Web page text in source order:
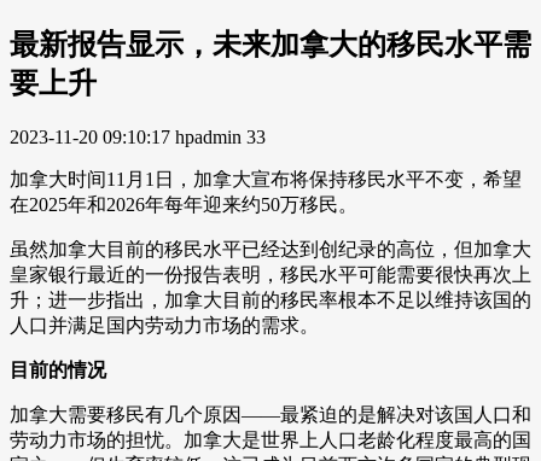
最新报告显示，未来加拿大的移民水平需
要上升
2023-11-20 09:10:17 hpadmin 33
加拿大时间11月1日，加拿大宣布将保持移民水平不变，希望
在2025年和2026年每年迎来约50万移民。
虽然加拿大目前的移民水平已经达到创纪录的高位，但加拿大
皇家银行最近的一份报告表明，移民水平可能需要很快再次上
升；进一步指出，加拿大目前的移民率根本不足以维持该国的
人口并满足国内劳动力市场的需求。
目前的情况
加拿大需要移民有几个原因——最紧迫的是解决对该国人口和
劳动力市场的担忧。加拿大是世界上人口老龄化程度最高的国